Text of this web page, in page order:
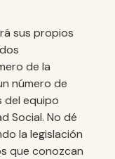
sus propios
de la
número de
del equipo
Social. No dé
la legislación
que conozcan